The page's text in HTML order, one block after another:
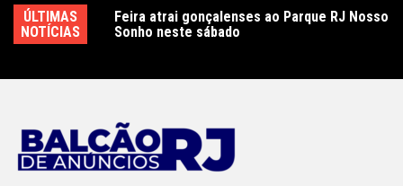
para
ÚLTIMAS
NOTÍCIAS
é controlado
Feira atrai gonçalenses ao Parque RJ Nosso
Sonho neste sábado